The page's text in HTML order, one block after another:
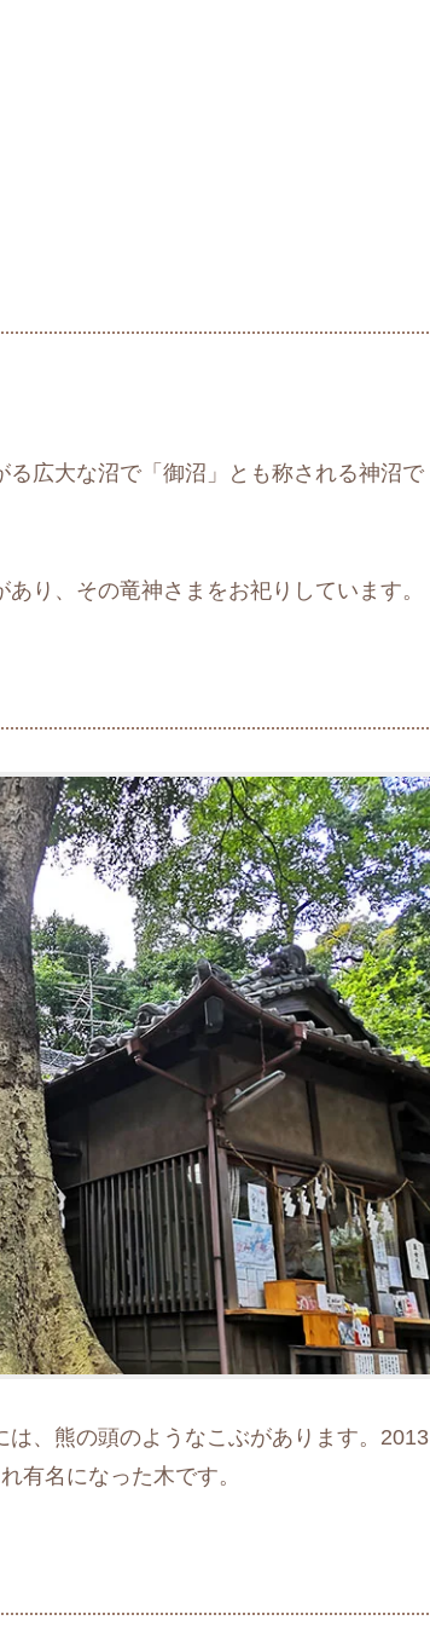
広大な沼で「御沼」とも称される神沼で
り、その竜神さまをお祀りしています。
、熊の頭のようなこぶがあります。2013
有名になった木です。